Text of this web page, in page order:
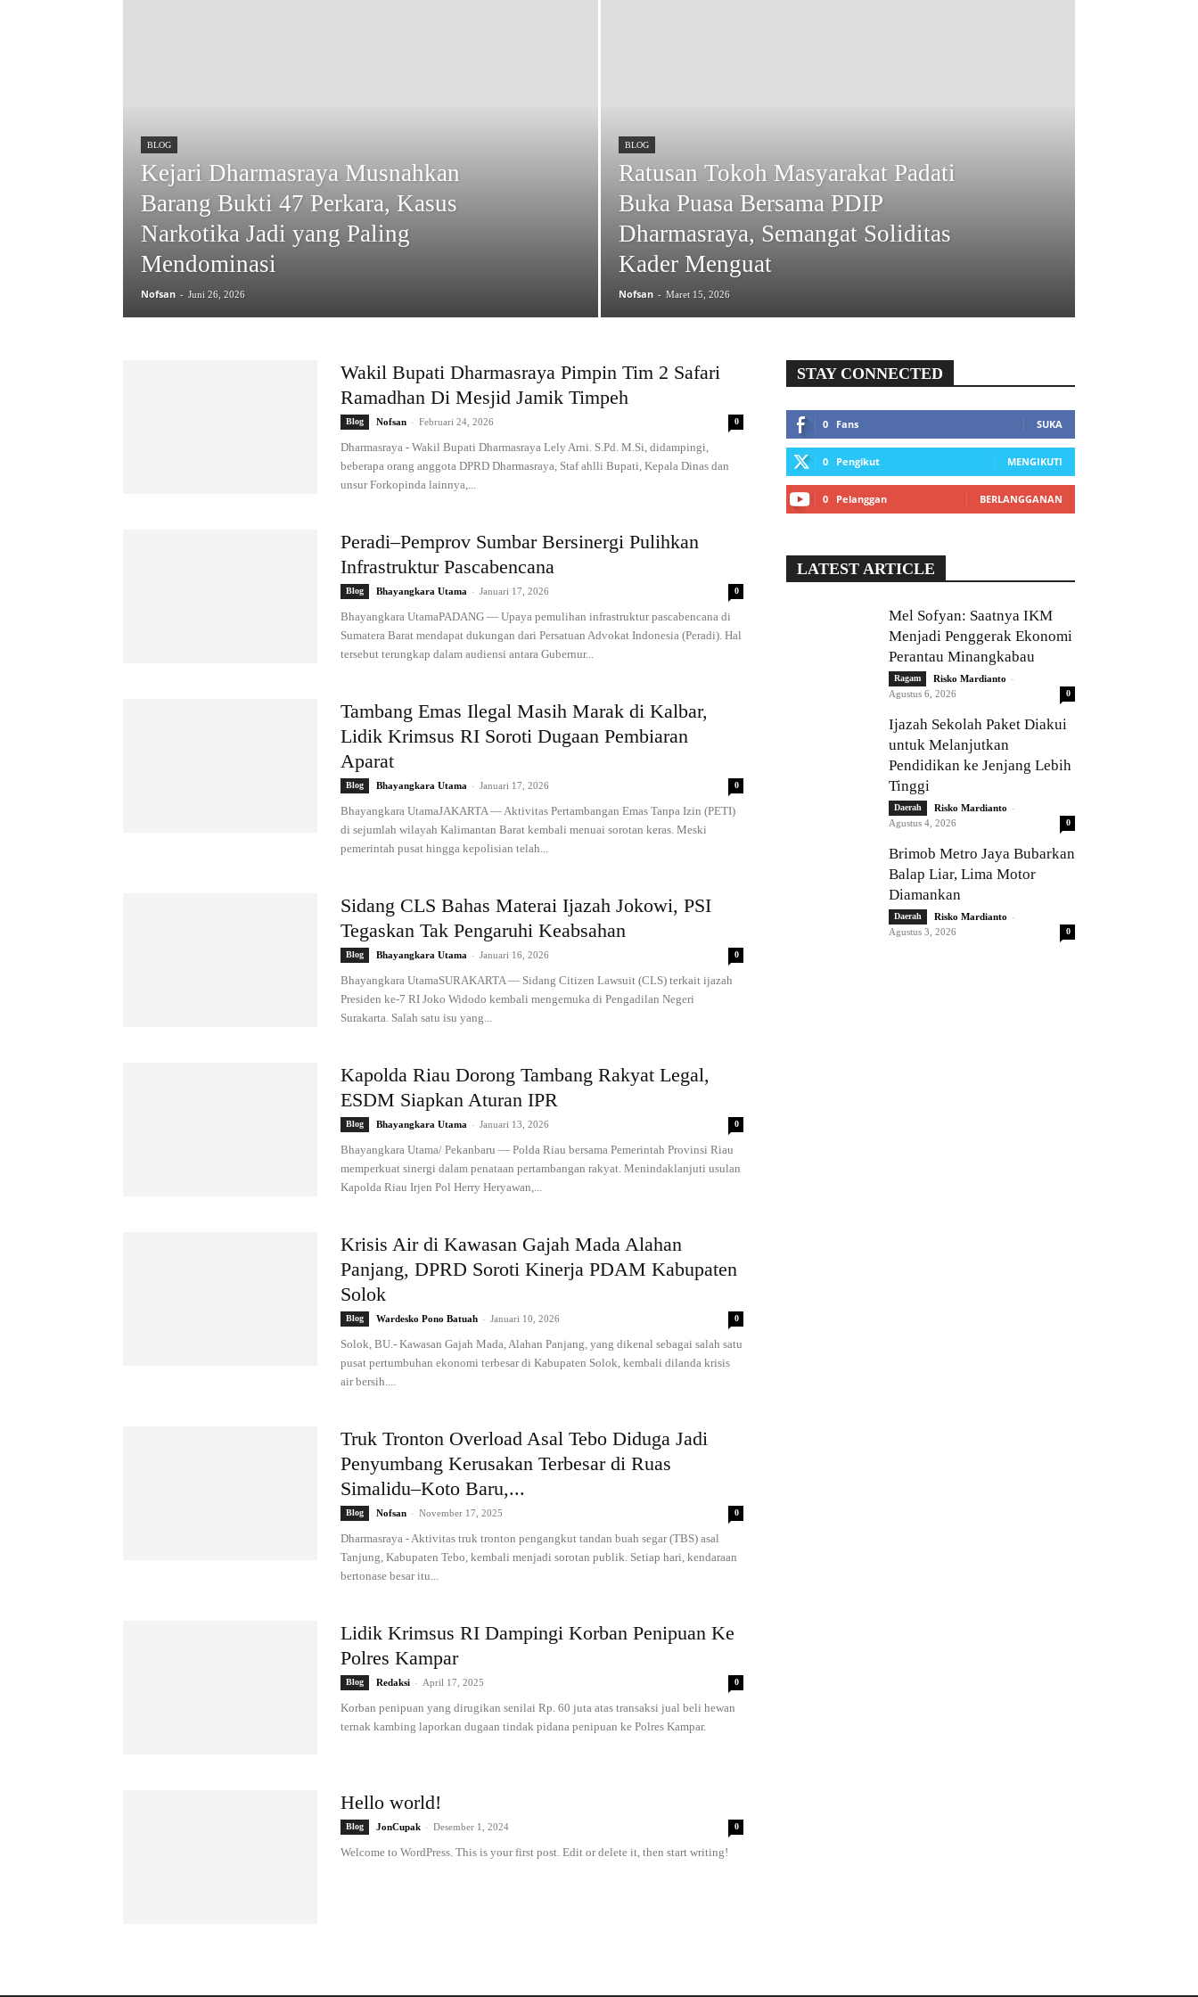
BLOG
Kejari Dharmasraya Musnahkan
Barang Bukti 47 Perkara, Kasus
Narkotika Jadi yang Paling
Mendominasi
Nofsan - Juni 26, 2026
BLOG
Ratusan Tokoh Masyarakat Padati
Buka Puasa Bersama PDIP
Dharmasraya, Semangat Soliditas
Kader Menguat
Nofsan - Maret 15, 2026
Wakil Bupati Dharmasraya Pimpin Tim 2 Safari
Ramadhan Di Mesjid Jamik Timpeh
Blog Nofsan - Februari 24, 2026 0
Dharmasraya - Wakil Bupati Dharmasraya Lely Arni. S.Pd. M.Si, didampingi,
beberapa orang anggota DPRD Dharmasraya, Staf ahlli Bupati, Kepala Dinas dan
unsur Forkopinda lainnya,...
Peradi–Pemprov Sumbar Bersinergi Pulihkan
Infrastruktur Pascabencana
Blog Bhayangkara Utama - Januari 17, 2026 0
Bhayangkara UtamaPADANG — Upaya pemulihan infrastruktur pascabencana di
Sumatera Barat mendapat dukungan dari Persatuan Advokat Indonesia (Peradi). Hal
tersebut terungkap dalam audiensi antara Gubernur...
Tambang Emas Ilegal Masih Marak di Kalbar,
Lidik Krimsus RI Soroti Dugaan Pembiaran
Aparat
Blog Bhayangkara Utama - Januari 17, 2026 0
Bhayangkara UtamaJAKARTA — Aktivitas Pertambangan Emas Tanpa Izin (PETI)
di sejumlah wilayah Kalimantan Barat kembali menuai sorotan keras. Meski
pemerintah pusat hingga kepolisian telah...
Sidang CLS Bahas Materai Ijazah Jokowi, PSI
Tegaskan Tak Pengaruhi Keabsahan
Blog Bhayangkara Utama - Januari 16, 2026 0
Bhayangkara UtamaSURAKARTA — Sidang Citizen Lawsuit (CLS) terkait ijazah
Presiden ke-7 RI Joko Widodo kembali mengemuka di Pengadilan Negeri
Surakarta. Salah satu isu yang...
Kapolda Riau Dorong Tambang Rakyat Legal,
ESDM Siapkan Aturan IPR
Blog Bhayangkara Utama - Januari 13, 2026 0
Bhayangkara Utama/ Pekanbaru — Polda Riau bersama Pemerintah Provinsi Riau
memperkuat sinergi dalam penataan pertambangan rakyat. Menindaklanjuti usulan
Kapolda Riau Irjen Pol Herry Heryawan,...
Krisis Air di Kawasan Gajah Mada Alahan
Panjang, DPRD Soroti Kinerja PDAM Kabupaten
Solok
Blog Wardesko Pono Batuah - Januari 10, 2026 0
Solok, BU.- Kawasan Gajah Mada, Alahan Panjang, yang dikenal sebagai salah satu
pusat pertumbuhan ekonomi terbesar di Kabupaten Solok, kembali dilanda krisis
air bersih....
Truk Tronton Overload Asal Tebo Diduga Jadi
Penyumbang Kerusakan Terbesar di Ruas
Simalidu–Koto Baru,...
Blog Nofsan - November 17, 2025 0
Dharmasraya - Aktivitas truk tronton pengangkut tandan buah segar (TBS) asal
Tanjung, Kabupaten Tebo, kembali menjadi sorotan publik. Setiap hari, kendaraan
bertonase besar itu...
Lidik Krimsus RI Dampingi Korban Penipuan Ke
Polres Kampar
Blog Redaksi - April 17, 2025 0
Korban penipuan yang dirugikan senilai Rp. 60 juta atas transaksi jual beli hewan
ternak kambing laporkan dugaan tindak pidana penipuan ke Polres Kampar.
Hello world!
Blog JonCupak - Desember 1, 2024 0
Welcome to WordPress. This is your first post. Edit or delete it, then start writing!
STAY CONNECTED
0 Fans SUKA
0 Pengikut MENGIKUTI
0 Pelanggan BERLANGGANAN
LATEST ARTICLE
Mel Sofyan: Saatnya IKM
Menjadi Penggerak Ekonomi
Perantau Minangkabau
Ragam Risko Mardianto -
Agustus 6, 2026 0
Ijazah Sekolah Paket Diakui
untuk Melanjutkan
Pendidikan ke Jenjang Lebih
Tinggi
Daerah Risko Mardianto -
Agustus 4, 2026 0
Brimob Metro Jaya Bubarkan
Balap Liar, Lima Motor
Diamankan
Daerah Risko Mardianto -
Agustus 3, 2026 0